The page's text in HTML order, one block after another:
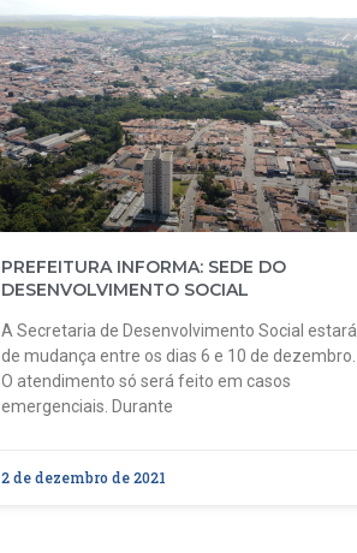
PREFEITURA INFORMA: SEDE DO
DESENVOLVIMENTO SOCIAL
A Secretaria de Desenvolvimento Social estará
de mudança entre os dias 6 e 10 de dezembro.
O atendimento só será feito em casos
emergenciais. Durante
2 de dezembro de 2021